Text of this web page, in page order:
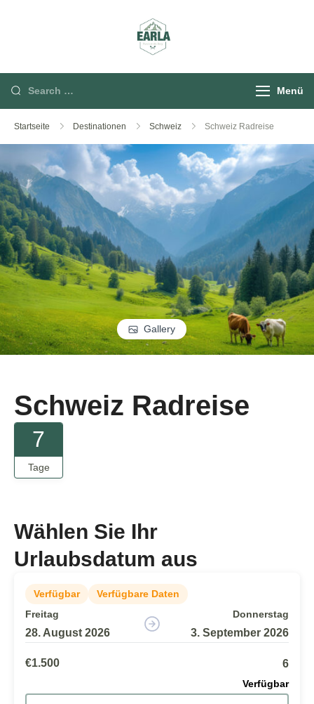
Menü
Startseite Destinationen Schweiz Schweiz Radreise
Gallery
Schweiz Radreise
7
Tage
Wählen Sie Ihr
Urlaubsdatum aus
Verfügbar
Verfügbare Daten
Freitag
28. August 2026
Donnerstag
3. September 2026
€1.500 6
Verfügbar